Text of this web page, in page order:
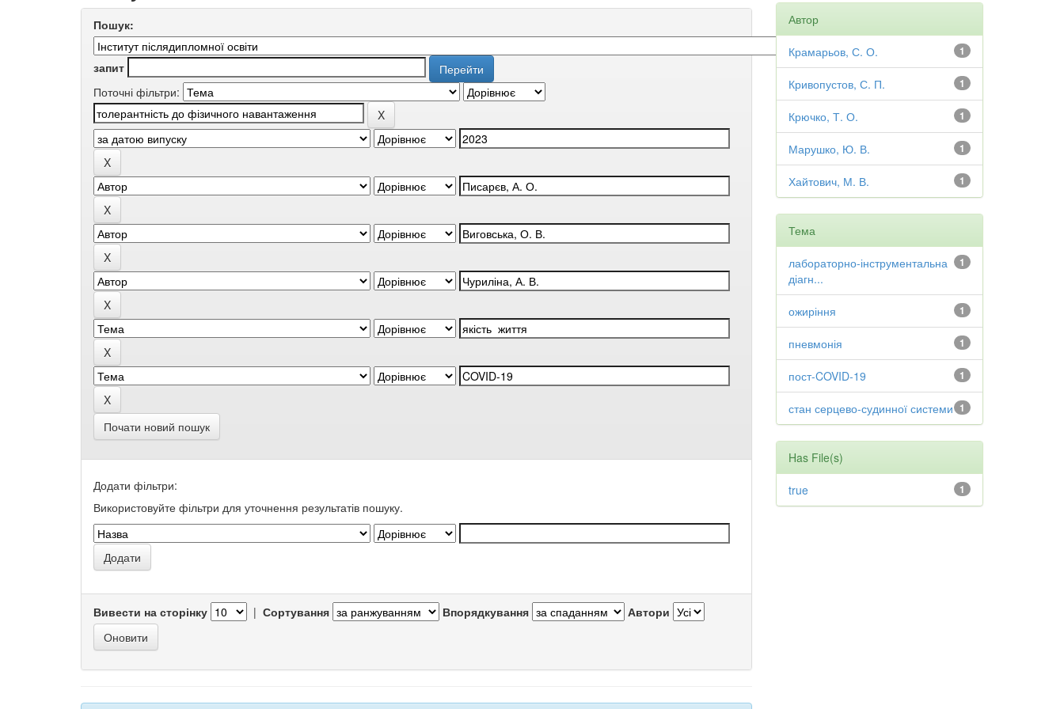
Пошук:
запит
Поточні фільтри:
Почати новий пошук
Додати фільтри:
Використовуйте фільтри для уточнення результатів пошуку.
Вивести на сторінку | Сортування Впорядкування Автори
Автор
1
Крамарьов, С. О.
1
Кривопустов, С. П.
1
Крючко, Т. О.
1
Марушко, Ю. В.
1
Хайтович, М. В.
Тема
1
лабораторно-інструментальна
діагн...
1
ожиріння
1
пневмонія
1
пост-COVID-19
1
стан серцево-судинної системи
Has File(s)
1
true